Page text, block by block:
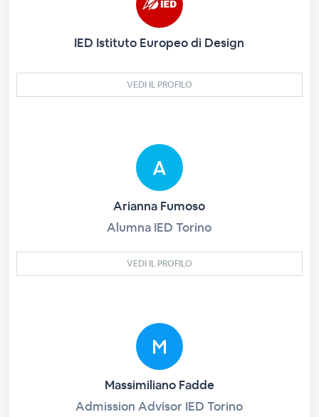
IED Istituto Europeo di Design
VEDI IL PROFILO
Arianna Fumoso
Alumna IED Torino
VEDI IL PROFILO
Massimiliano Fadde
Admission Advisor IED Torino